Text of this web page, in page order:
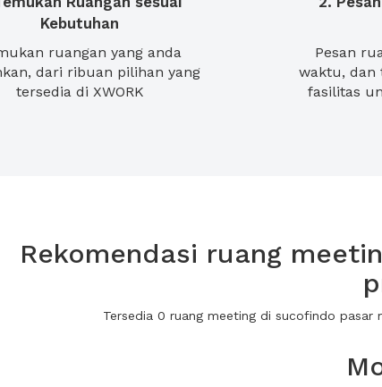
Kebutuhan
ruangan yang anda
dari ribuan pilihan yang
tersedia di XWORK
Pesan
waktu, dan
fasilitas
Rekomendasi ruang
Tersedia 0 ruang meeting di sucofindo pasar